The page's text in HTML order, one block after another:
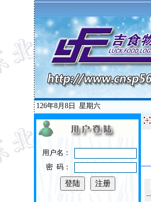
126年8月8日 星期六
用户名：
密 码：